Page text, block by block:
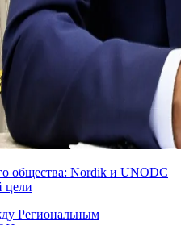
общества: Nordik и UNODC
цели
Региональным